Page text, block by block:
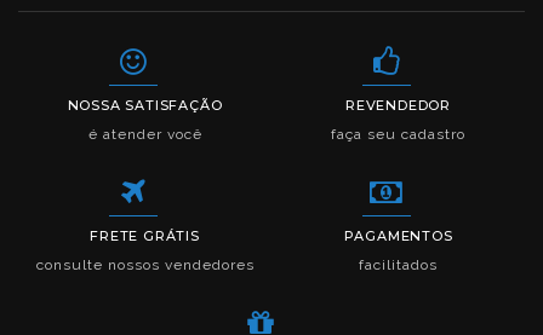
NOSSA SATISFAÇÃO
é atender você
REVENDEDOR
faça seu cadastro
FRETE GRÁTIS
consulte nossos vendedores
PAGAMENTOS
facilitados